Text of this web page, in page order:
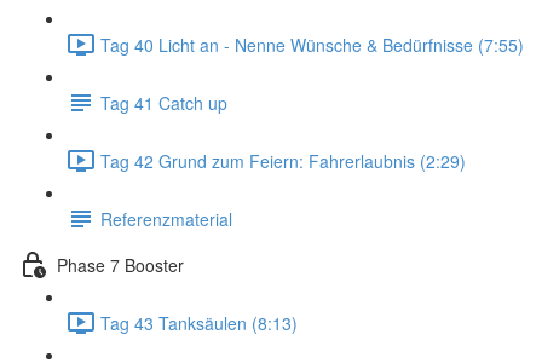
Tag 40 Licht an - Nenne Wünsche & Bedürfnisse (7:55)
Tag 41 Catch up
Tag 42 Grund zum Feiern: Fahrerlaubnis (2:29)
Referenzmaterial
Phase 7 Booster
Tag 43 Tanksäulen (8:13)